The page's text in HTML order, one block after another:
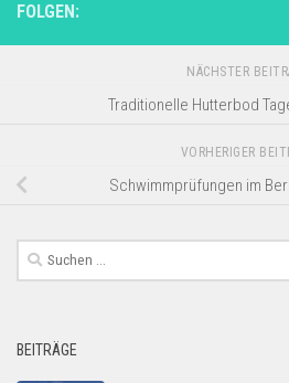
FOLGEN:
NÄCHSTER
Traditionelle Hutterbod
VORHERIGER
Schwimmprüfungen im
Suchen
nach:
BEITRÄGE